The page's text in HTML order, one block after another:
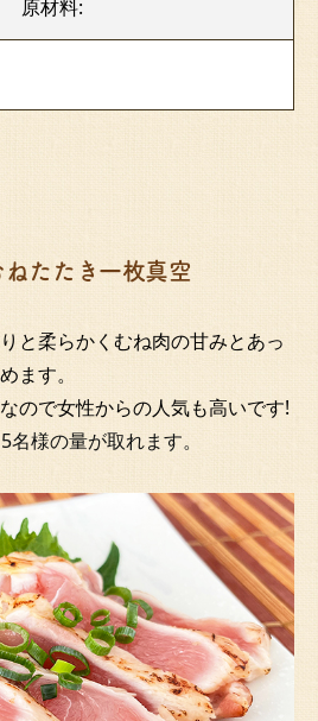
原材料:
たたき一枚真空
と柔らかくむね肉の甘みとあっ
ます。
ので女性からの人気も高いです!
名様の量が取れます。